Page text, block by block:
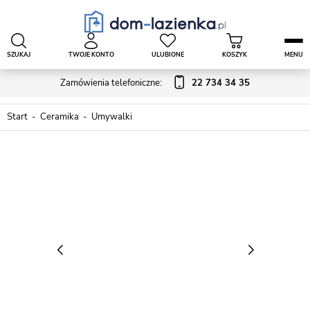
Zamówienia telefoniczne: 22 734 34 35
SZUKAJ TWOJE KONTO ULUBIONE KOSZYK MENU
Start Ceramika Umywalki